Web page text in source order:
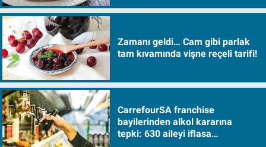
Zamanı geldi… Cam gibi parlak
tam kıvamında vişne reçeli tarifi!
CarrefourSA franchise
bayilerinden alkol kararına
tepki: 630 aileyi iflasa